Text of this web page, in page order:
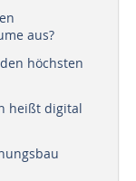
aus?
höchsten
heißt digital